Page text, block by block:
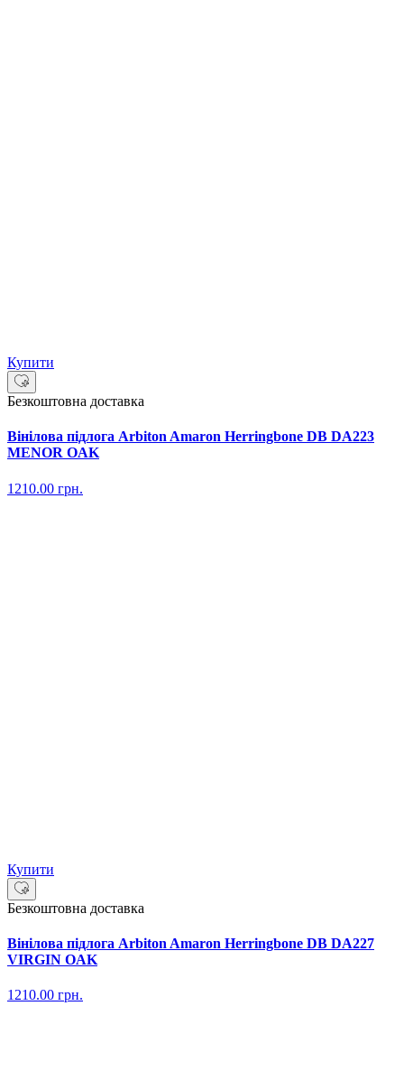
Купити
Безкоштовна доставка
Вінілова підлога Arbiton Amaron Herringbone DB DA223
MENOR OAK
1210.00 грн.
Купити
Безкоштовна доставка
Вінілова підлога Arbiton Amaron Herringbone DB DA227
VIRGIN OAK
1210.00 грн.